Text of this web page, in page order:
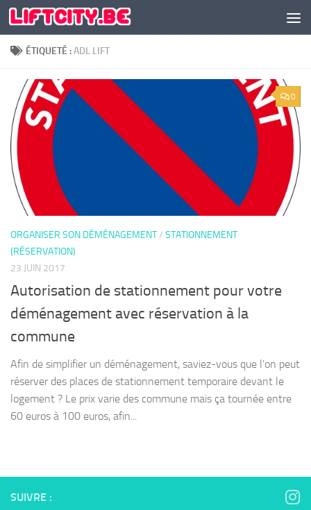
Skip to content
ÉTIQUETÉ :ADL LIFT
0
ORGANISER SON DÉMÉNAGEMENT/ STATIONNEMENT
(RÉSERVATION)
23 JUIN 2017
Autorisation de stationnement pour votre
déménagement avec réservation à la
commune
Afin de simplifier un déménagement, saviez-vous que l’on peut
réserver des places de stationnement temporaire devant le
logement ? Le prix varie des commune mais ça tournée entre
60 euros à 100 euros, afin...
SUIVRE :